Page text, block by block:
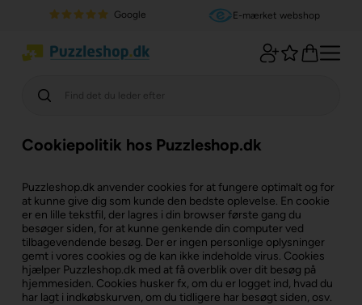
Google E-mærket webshop
Cookiepolitik hos Puzzleshop.dk
Puzzleshop.dk anvender cookies for at fungere optimalt og for
at kunne give dig som kunde den bedste oplevelse. En cookie
er en lille tekstfil, der lagres i din browser første gang du
besøger siden, for at kunne genkende din computer ved
tilbagevendende besøg. Der er ingen personlige oplysninger
gemt i vores cookies og de kan ikke indeholde virus. Cookies
hjælper Puzzleshop.dk med at få overblik over dit besøg på
hjemmesiden. Cookies husker fx, om du er logget ind, hvad du
har lagt i indkøbskurven, om du tidligere har besøgt siden, osv.